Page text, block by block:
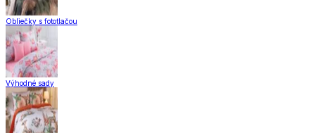
Obliečky s fototlačou
Výhodné sady